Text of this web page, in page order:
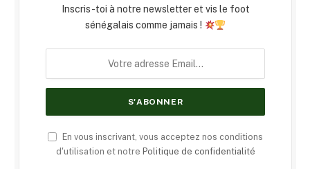
Inscris-toi à notre newsletter et vis le foot
sénégalais comme jamais !
En vous inscrivant, vous acceptez nos conditions
d'utilisation et notre Politique de confidentialité